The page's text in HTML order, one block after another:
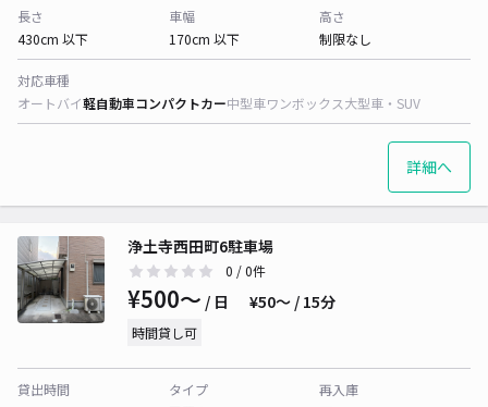
長さ
430cm 以下
車幅
170cm 以下
高さ
制限なし
対応車種
オートバイ軽自動車コンパクトカー中型車ワンボックス大型車・SUV
詳細へ
浄土寺西田町6駐車場
0 / 0件
¥500〜 / 日 ¥50〜 / 15分
時間貸し可
貸出時間
タイプ
再入庫